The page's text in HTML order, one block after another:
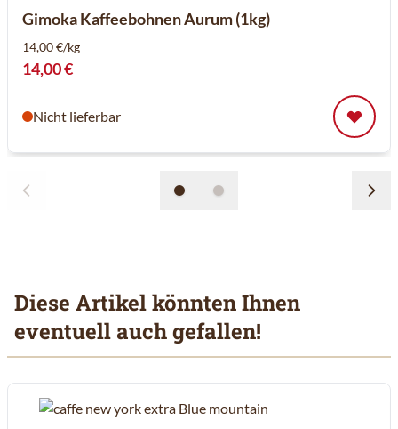
Gimoka Kaffeebohnen Aurum (1kg)
14,00 €/kg
14,00 €
Nicht lieferbar
Diese Artikel könnten Ihnen
eventuell auch gefallen!
Mit der Tabulatortaste können Sie durch die Elemente des
Clicken, um das Karussell zu überspringen
Clicken, um zur Karussell-Navigation zu gelangen